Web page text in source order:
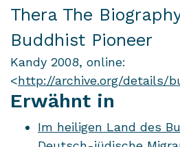
Thera The
Buddhist Pioneer
Kandy 2008, online:
<http://archive.org/details/
Erwähnt in
Im heiligen Land des